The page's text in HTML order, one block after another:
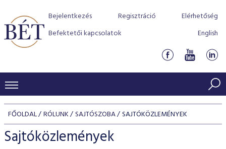
Bejelentkezés Regisztráció
Elérhetőség
Befektetői kapcsolatok
English
KERESKEDÉSI ADATOK
INDEXEK
BEFEKTETŐK
FŐOLDAL RÓLUNK SAJTÓSZOBA SAJTÓKÖZLEMÉNYEK
Sajtóközlemények